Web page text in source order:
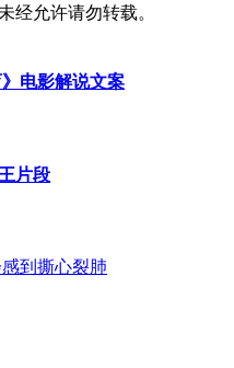
经允许请勿转载。
电影解说文案
片段
到撕心裂肺